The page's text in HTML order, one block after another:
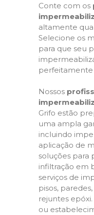
Conte com os
altamente
Selecione os
para que seu
perfeitamente
Nossos
Grifo estão
uma ampla
incluindo
aplicação de
soluções para
infiltração em
serviços de
pisos,
rejuntes
ou